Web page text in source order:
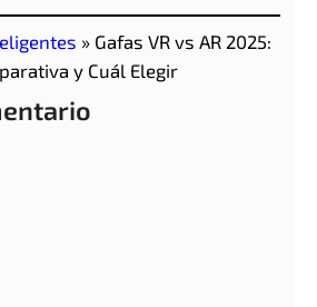
» Gafas VR vs AR 2025:
y Cuál Elegir